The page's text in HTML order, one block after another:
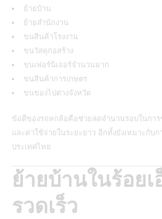
ย้ายบ้าน
ย้ายสำนักงาน
ขนสินค้าโรงงาน
ขนวัสดุก่อสร้าง
ขนเฟอร์นิเจอร์จำนวนมาก
ขนสินค้าการเกษตร
ขนของไปต่างจังหวัด
ข้อดีของรถหกล้อคือช่วยลดจำนวนรอบในการ
และค่าใช้จ่ายในระยะยาว อีกทั้งยังเหมาะกับก
ประเทศไทย
ย้ายบ้านในร้อย
รวดเร็ว